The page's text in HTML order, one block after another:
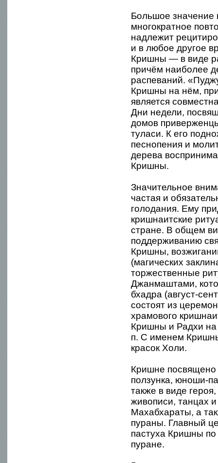
Большое значение
многократное
надлежит
и в любое другое
Кришны — в виде
причём наиболее
распеваний.
Кришны на нём,
является
Дни недели,
домов
туласи. К его
песнопения и
дерева
Кришны.
Значительное
частая и
голодания. Ему
кришнаитские
стране. В общем
поддерживанию
Кришны,
(магических
торжественные
Джанмаштами,
бхадра (август-
состоят из
храмового
Кришны и Радхи на
п. С именем
красок Холи.
Кришне посвящено
ползунка, юноши-
также в виде
живописи, танцах
Махабхараты, а
пураны. Главный
пастуха Кришны
пуране.